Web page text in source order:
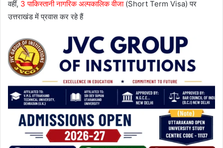
वहीं, 3 पाकिस्तानी नागरिक अल्पकालिक वीजा(Short Term Visa) पर
उत्तराखंड में प्रवास कर रहे हैं